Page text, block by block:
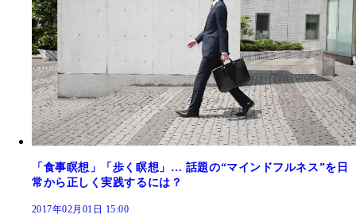
「食事瞑想」「歩く瞑想」… 話題の“マインドフルネス”を日
常から正しく実践するには？
2017年02月01日 15:00